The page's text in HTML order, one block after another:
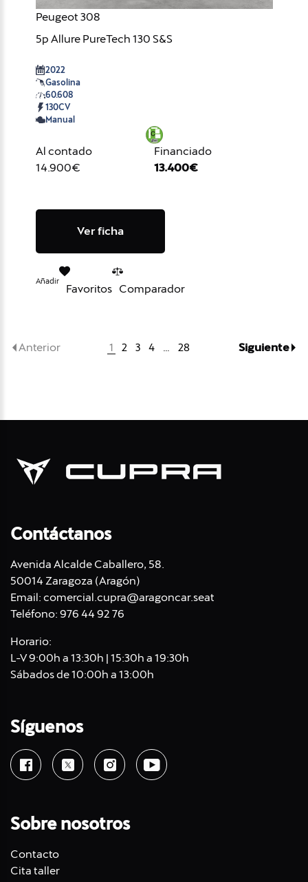
Peugeot 308
5p Allure PureTech 130 S&S
2022
Gasolina
60.608
130CV
Manual
Al contado
14.900€
Financiado
13.400€
Ver ficha
Añadir
Favoritos Comparador
Anterior 1 2 3 4 28 Siguiente
Contáctanos
Avenida Alcalde Caballero, 58.
50014 Zaragoza (Aragón)
Email: comercial.cupra@aragoncar.seat
Teléfono: 976 44 92 76
Horario:
L-V 9:00h a 13:30h | 15:30h a 19:30h
Sábados de 10:00h a 13:00h
Síguenos
Sobre nosotros
Contacto
Cita taller